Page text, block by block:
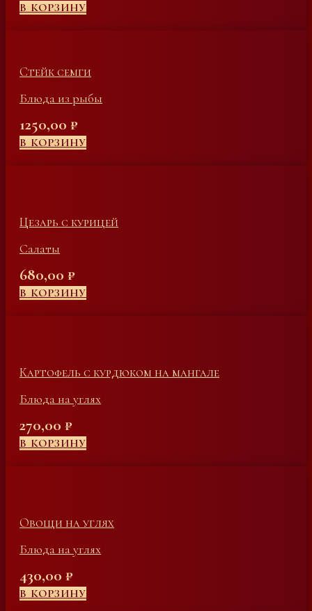
В КОРЗИНУ
Стейк семги
Блюда из рыбы
1250,00 ₽
В КОРЗИНУ
Цезарь с курицей
Салаты
680,00 ₽
В КОРЗИНУ
Картофель с курдюком на мангале
Блюда на углях
270,00 ₽
В КОРЗИНУ
Овощи на углях
Блюда на углях
430,00 ₽
В КОРЗИНУ